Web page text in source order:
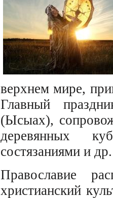
верхнем мире,
Главный
(Ысыах),
деревянных
состязаниями и др.
Православие
христианский